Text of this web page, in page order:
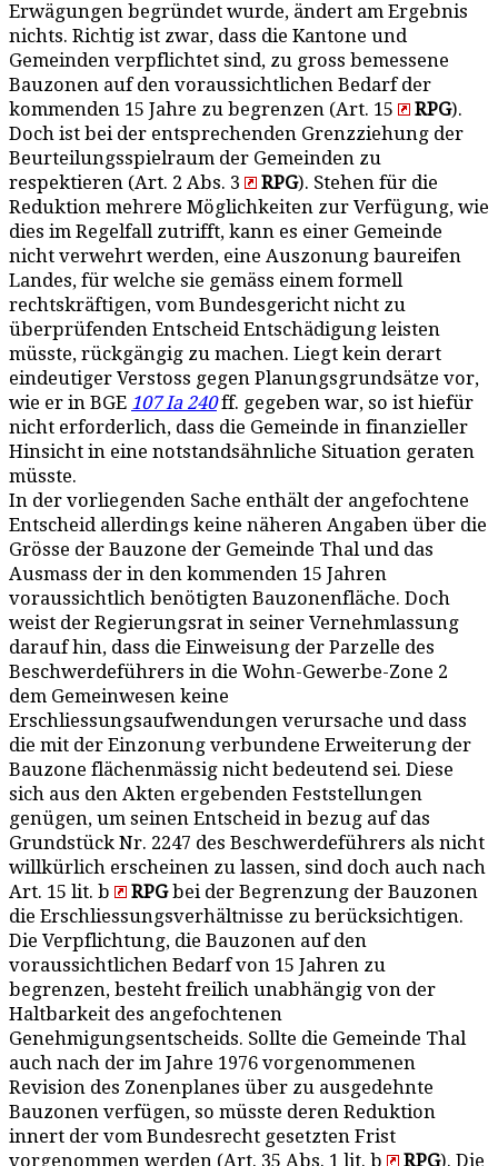
Erwägungen begründet wurde, ändert am Ergebnis
nichts. Richtig ist zwar, dass die Kantone und
Gemeinden verpflichtet sind, zu gross bemessene
Bauzonen auf den voraussichtlichen Bedarf der
kommenden 15 Jahre zu begrenzen (Art. 15
RPG).
Doch ist bei der entsprechenden Grenzziehung der
Beurteilungsspielraum der Gemeinden zu
respektieren (Art. 2 Abs. 3
RPG). Stehen für die
Reduktion mehrere Möglichkeiten zur Verfügung, wie
dies im Regelfall zutrifft, kann es einer Gemeinde
nicht verwehrt werden, eine Auszonung baureifen
Landes, für welche sie gemäss einem formell
rechtskräftigen, vom Bundesgericht nicht zu
überprüfenden Entscheid Entschädigung leisten
müsste, rückgängig zu machen. Liegt kein derart
eindeutiger Verstoss gegen Planungsgrundsätze vor,
wie er in BGE 107 Ia 240ff. gegeben war, so ist hiefür
nicht erforderlich, dass die Gemeinde in finanzieller
Hinsicht in eine notstandsähnliche Situation geraten
müsste.
In der vorliegenden Sache enthält der angefochtene
Entscheid allerdings keine näheren Angaben über die
Grösse der Bauzone der Gemeinde Thal und das
Ausmass der in den kommenden 15 Jahren
voraussichtlich benötigten Bauzonenfläche. Doch
weist der Regierungsrat in seiner Vernehmlassung
darauf hin, dass die Einweisung der Parzelle des
Beschwerdeführers in die Wohn-Gewerbe-Zone 2
dem Gemeinwesen keine
Erschliessungsaufwendungen verursache und dass
die mit der Einzonung verbundene Erweiterung der
Bauzone flächenmässig nicht bedeutend sei. Diese
sich aus den Akten ergebenden Feststellungen
genügen, um seinen Entscheid in bezug auf das
Grundstück Nr. 2247 des Beschwerdeführers als nicht
willkürlich erscheinen zu lassen, sind doch auch nach
Art. 15 lit. b
RPGbei der Begrenzung der Bauzonen
die Erschliessungsverhältnisse zu berücksichtigen.
Die Verpflichtung, die Bauzonen auf den
voraussichtlichen Bedarf von 15 Jahren zu
begrenzen, besteht freilich unabhängig von der
Haltbarkeit des angefochtenen
Genehmigungsentscheids. Sollte die Gemeinde Thal
auch nach der im Jahre 1976 vorgenommenen
Revision des Zonenplanes über zu ausgedehnte
Bauzonen verfügen, so müsste deren Reduktion
innert der vom Bundesrecht gesetzten Frist
vorgenommen werden (Art. 35 Abs. 1 lit. b
RPG). Die